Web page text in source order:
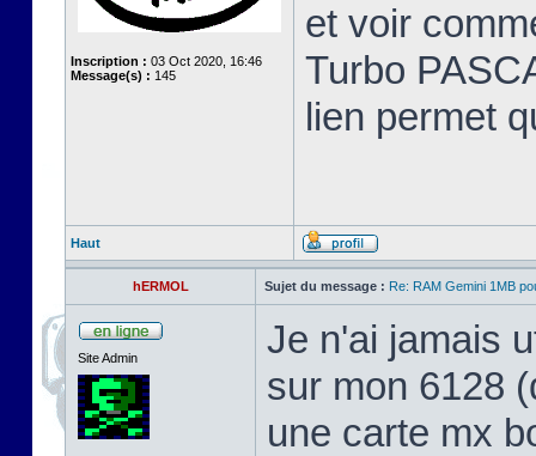
Inscription : 03 Oct 2020, 16:46
Message(s) : 145
et voir
Turbo
lien permet
Haut
hERMOL Sujet du message : Re: RAM Gemini 1MB
Site Admin
Je n'ai jamais
sur mon 6128
une carte mx